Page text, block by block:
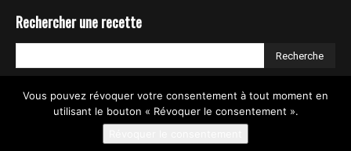
Rechercher une recette
© TIA NGUYEN _ COOK EXPERT RECETTES / RECIPES
Vous pouvez révoquer votre consentement à tout moment en
utilisant le bouton « Révoquer le consentement ».